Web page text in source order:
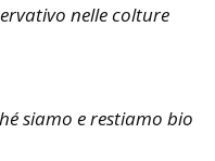
nelle colture
siamo e restiamo bio